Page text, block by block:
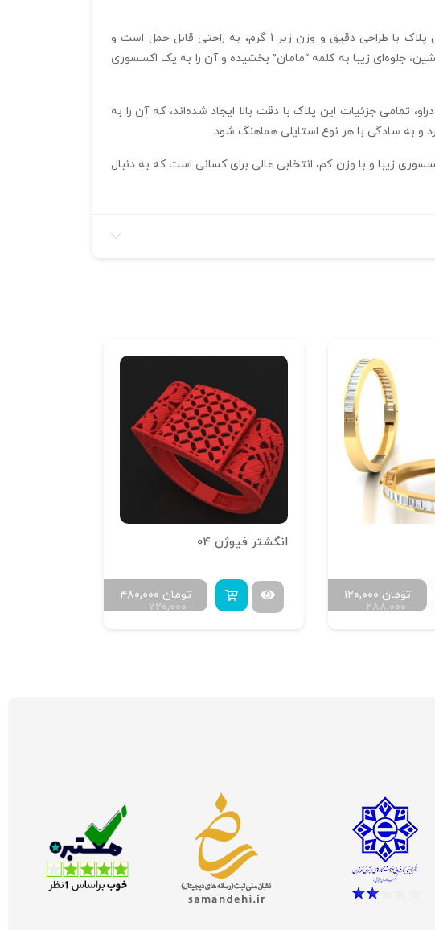
یک اثر هنری زیبا و احساسی است که با استفاده از نرم‌افزار کورل دراو به صورت دو بعدی طراحی شده است. این پلاک با طراحی دقیق و وزن زیر 1 گرم، به راحتی قابل حمل است و
جلوه‌ای زیبا به کلمه “مامان” بخشیده و آن را به یک اکسسوری
تمامی جزئیات این پلاک با دقت بالا ایجاد شده‌اند، که آن را به
و به سادگی با هر نوع استایلی هماهنگ شود.
زیبا و با وزن کم، انتخابی عالی برای کسانی است که به دنبال
۲۸۸,۰۰۰
۱۲۰,۰۰۰ تومان
انگشتر فیوژن 04
۷۲۰,۰۰۰
۴۸۰,۰۰۰ تومان